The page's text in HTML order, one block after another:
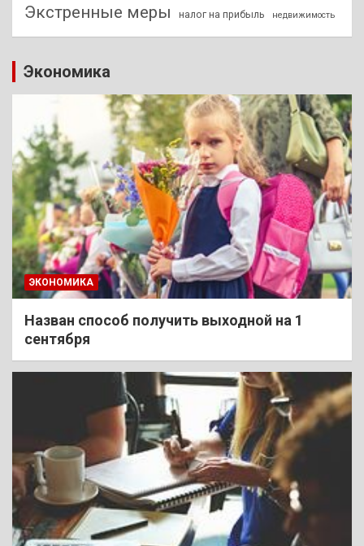
Экстренные меры налог на прибыль недвижимость
Экономика
ЭКОНОМИКА
Назван способ получить выходной на 1
сентября